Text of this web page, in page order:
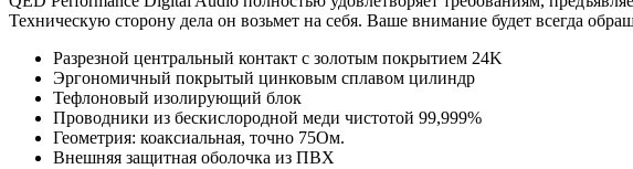
Техническую сторону дела он возьмет на себя. Ваше внимание будет всегда
Разрезной центральный контакт с золотым покрытием 24K
Эргономичный покрытый цинковым сплавом цилиндр
Тефлоновый изолирующий блок
Проводники из бескислородной меди чистотой 99,999%
Геометрия: коаксиальная, точно 75Ом.
Внешняя защитная оболочка из ПВХ